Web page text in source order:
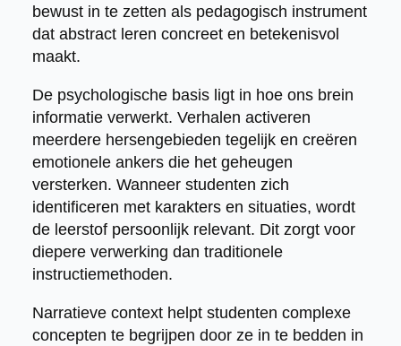
bewust in te zetten als pedagogisch instrument
dat abstract leren concreet en betekenisvol
maakt.
De psychologische basis ligt in hoe ons brein
informatie verwerkt. Verhalen activeren
meerdere hersengebieden tegelijk en creëren
emotionele ankers die het geheugen
versterken. Wanneer studenten zich
identificeren met karakters en situaties, wordt
de leerstof persoonlijk relevant. Dit zorgt voor
diepere verwerking dan traditionele
instructiemethoden.
Narratieve context helpt studenten complexe
concepten te begrijpen door ze in te bedden in